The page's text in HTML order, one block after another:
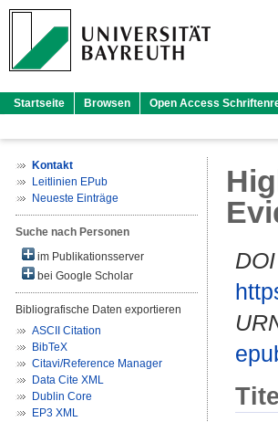
Startseite Browsen Open Access
Kontakt
Leitlinien EPub
Neueste Einträge
Suche nach Personen
im Publikationsserver
bei Google Scholar
Bibliografische Daten exportieren
ASCII Citation
BibTeX
Citavi/Reference Manager
Data Cite XML
Dublin Core
EP3 XML